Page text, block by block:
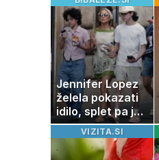
Jennifer Lopez
želela pokazati
idilo, splet pa je
razburila ena
stvar
VIZITA.SI